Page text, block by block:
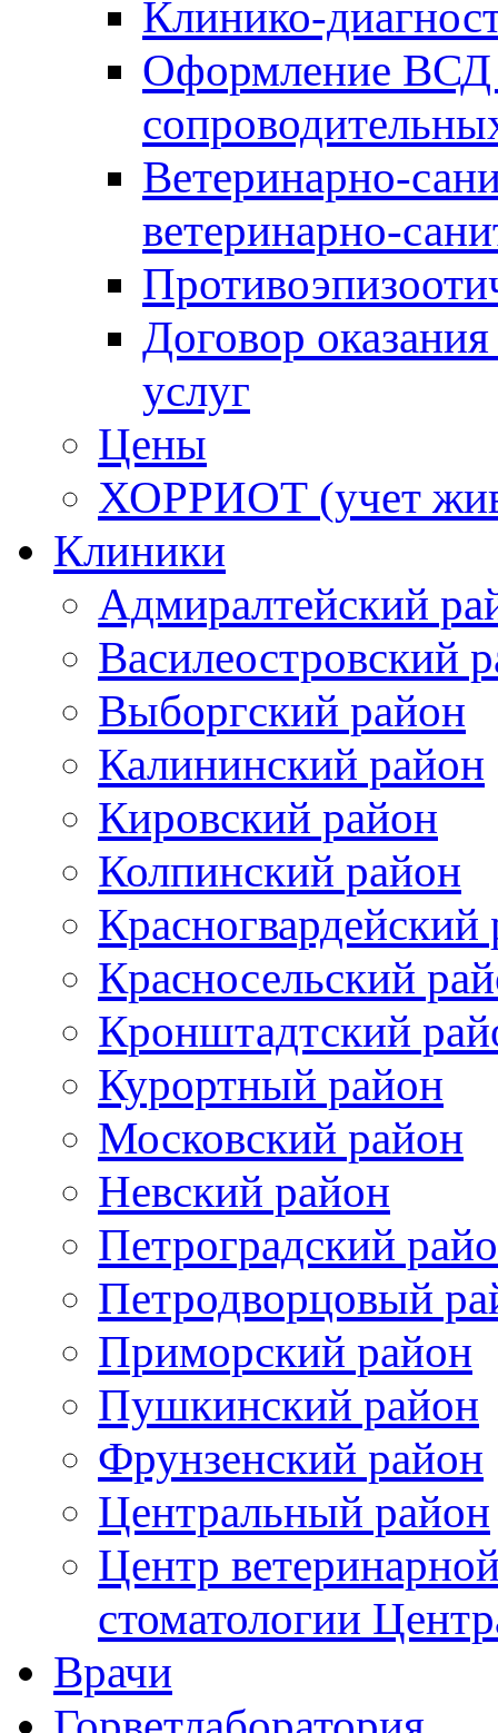
Клинико-
Оформление ВСД
Ветеринарно-
ветеринарно-
Договор
услуг
Цены
ХОРРИОТ (учет
Клиники
Адмиралтейский
Василеостровский
Выборгский район
Калининский район
Кировский район
Колпинский район
Красногвардейский
Красносельский
Кронштадтский
Курортный район
Московский район
Невский район
Петроградский
Петродворцовый
Приморский район
Пушкинский район
Фрунзенский район
Цeнтральный район
Центр
стоматологии
Врачи